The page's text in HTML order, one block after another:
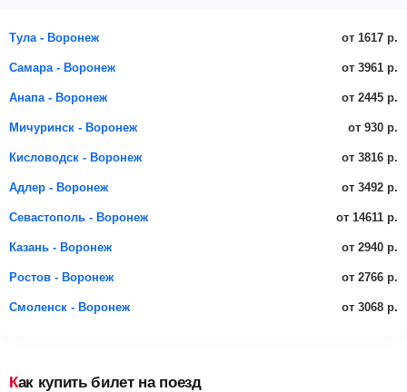
Тула - Воронеж от 1617 р.
Самара - Воронеж от 3961 р.
Анапа - Воронеж от 2445 р.
Мичуринск - Воронеж от 930 р.
Кисловодск - Воронеж от 3816 р.
Адлер - Воронеж от 3492 р.
Севастополь - Воронеж от 14611 р.
Казань - Воронеж от 2940 р.
Ростов - Воронеж от 2766 р.
Смоленск - Воронеж от 3068 р.
Как купить билет на поезд